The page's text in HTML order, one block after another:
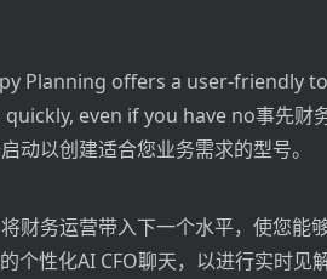
Planning offers a user-friendly
even if you have no事先财
动以创建适合您业务需求的型号。
财务运营带入下一个水平，使您能
个性化AI CFO聊天，以进行实时见